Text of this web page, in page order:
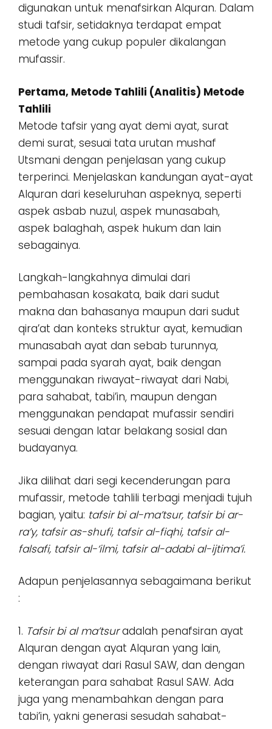
digunakan untuk menafsirkan Alquran. Dalam
studi tafsir, setidaknya terdapat empat
metode yang cukup populer dikalangan
mufassir.
Pertama, Metode Tahlili (Analitis) Metode
Tahlili
Metode tafsir yang ayat demi ayat, surat
demi surat, sesuai tata urutan mushaf
Utsmani dengan penjelasan yang cukup
terperinci. Menjelaskan kandungan ayat-ayat
Alquran dari keseluruhan aspeknya, seperti
aspek asbab nuzul, aspek munasabah,
aspek balaghah, aspek hukum dan lain
sebagainya.
Langkah-langkahnya dimulai dari
pembahasan kosakata, baik dari sudut
makna dan bahasanya maupun dari sudut
qira’at dan konteks struktur ayat, kemudian
munasabah ayat dan sebab turunnya,
sampai pada syarah ayat, baik dengan
menggunakan riwayat-riwayat dari Nabi,
para sahabat, tabi’in, maupun dengan
menggunakan pendapat mufassir sendiri
sesuai dengan latar belakang sosial dan
budayanya.
Jika dilihat dari segi kecenderungan para
mufassir, metode tahlili terbagi menjadi tujuh
bagian, yaitu: tafsir bi al-ma’tsur, tafsir bi ar-
ra’y, tafsir as-shufi, tafsir al-fiqhi, tafsir al-
falsafi, tafsir al-‘ilmi, tafsir al-adabi al-ijtima’i.
Adapun penjelasannya sebagaimana berikut
:
1. Tafsir bi al ma’tsuradalah penafsiran ayat
Alquran dengan ayat Alquran yang lain,
dengan riwayat dari Rasul SAW, dan dengan
keterangan para sahabat Rasul SAW. Ada
juga yang menambahkan dengan para
tabi’in, yakni generasi sesudah sahabat-